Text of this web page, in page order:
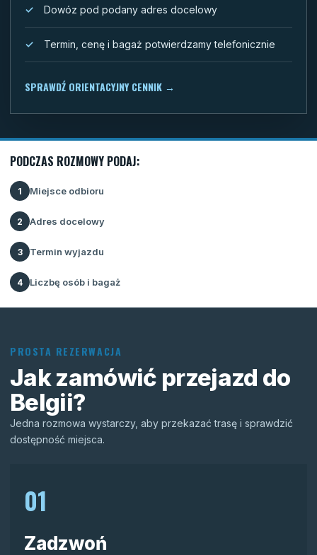
Dowóz pod podany adres docelowy
Termin, cenę i bagaż potwierdzamy telefonicznie
SPRAWDŹ ORIENTACYJNY CENNIK →
PODCZAS ROZMOWY PODAJ:
1 Miejsce odbioru
2 Adres docelowy
3 Termin wyjazdu
4 Liczbę osób i bagaż
PROSTA REZERWACJA
Jak zamówić przejazd do
Belgii?
Jedna rozmowa wystarczy, aby przekazać trasę i sprawdzić
dostępność miejsca.
01
Zadzwoń